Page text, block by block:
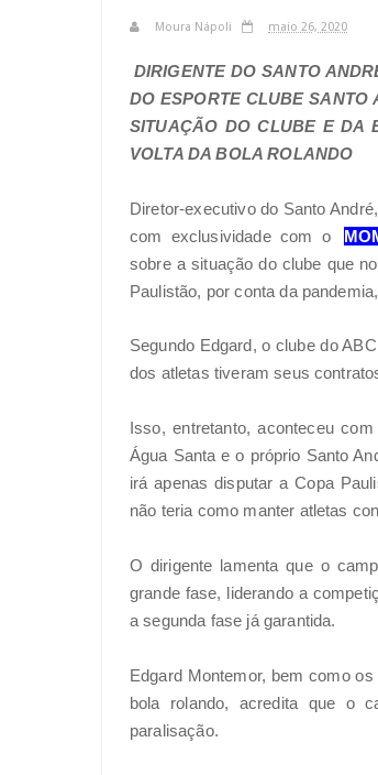
Moura Nápoli maio 26, 2020
DIRIGENTE DO SANTO
DO ESPORTE CLUBE SANTO
SITUAÇÃO DO CLUBE E DA
VOLTA DA BOLA ROLANDO
Diretor-executivo do Santo
com exclusividade com o
sobre a situação do clube que
Paulistão, por conta da
Segundo Edgard, o clube do
dos atletas tiveram seus
Isso, entretanto, aconteceu
Água Santa e o próprio Santo
irá apenas disputar a Copa
não teria como manter atletas
O dirigente lamenta que o
grande fase, liderando a
a segunda fase já garantida.
Edgard Montemor, bem como
bola rolando, acredita que o
paralisação.